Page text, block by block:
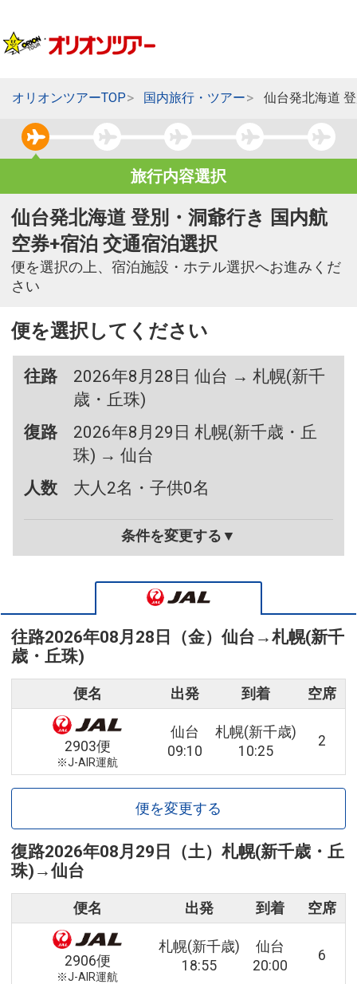
オリオンツアーTOP 国内旅行・ツアー 仙台発北海道
旅行内容選択
仙台発北海道 登別・洞爺行き 国内航
空券+宿泊 交通宿泊選択
便を選択の上、宿泊施設・ホテル選択へお進みくだ
さい
便を選択してください
往路
2026年8月28日 仙台 → 札幌(新千
歳・丘珠)
復路
2026年8月29日 札幌(新千歳・丘
珠) → 仙台
人数
大人2名・子供0名
条件を変更する▼
往路2026年08月28日（金） 仙台 →札幌(新千
歳・丘珠)
便名 出発 到着 空席
2903便
※J-AIR運航
仙台
09:10
札幌(新千歳)
10:25
2
便を変更する
復路2026年08月29日（土） 札幌(新千歳・丘
珠) →仙台
便名 出発 到着 空席
2906便
※J-AIR運航
札幌(新千歳)
18:55
仙台
20:00
6